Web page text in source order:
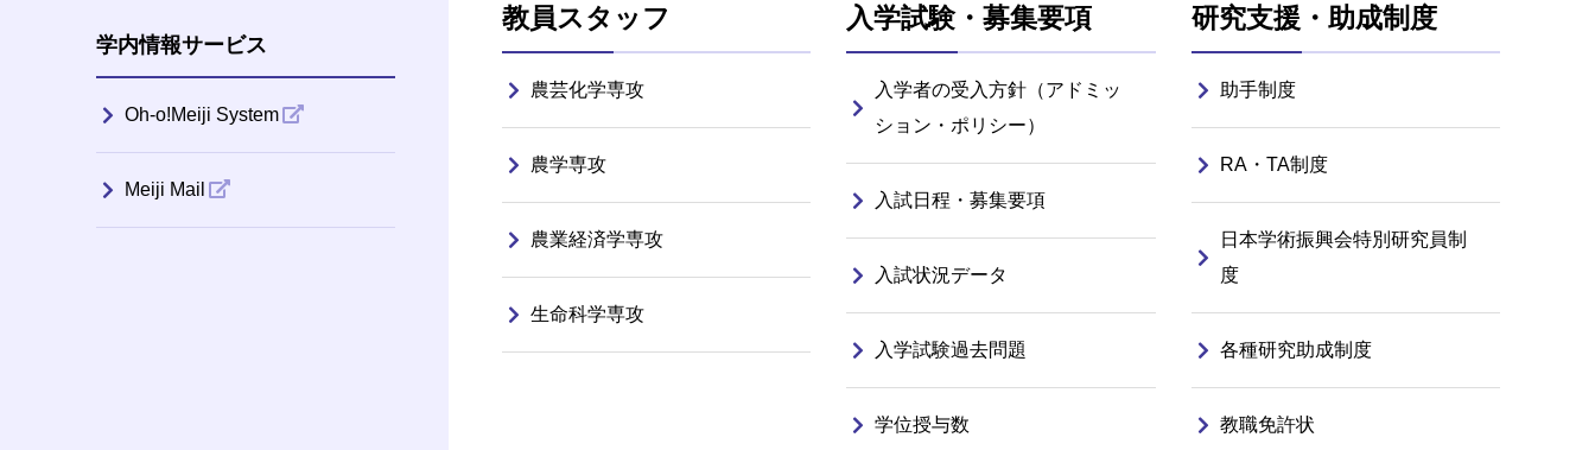
教員スタッフ
農芸化学専攻
農学専攻
農業経済学専攻
生命科学専攻
入学試験・募集要項
入学者の受入方針（アドミッ
ション・ポリシー）
入試日程・募集要項
入試状況データ
入学試験過去問題
学位授与数
研究支援・助成制度
助手制度
RA・TA制度
日本学術振興会特別研究員制
度
各種研究助成制度
教職免許状
学内情報サービス
Oh-o!Meiji System
Meiji Mail